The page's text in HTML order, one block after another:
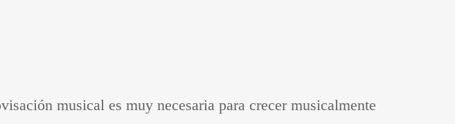
musical es muy necesaria para crecer musicalmente